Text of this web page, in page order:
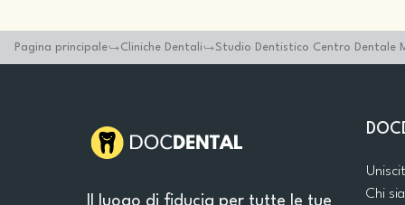
Pagina principale Cliniche Dentali Studio Dentistico Centro Dentale
Il luogo di fiducia per tutte le tue
Chi